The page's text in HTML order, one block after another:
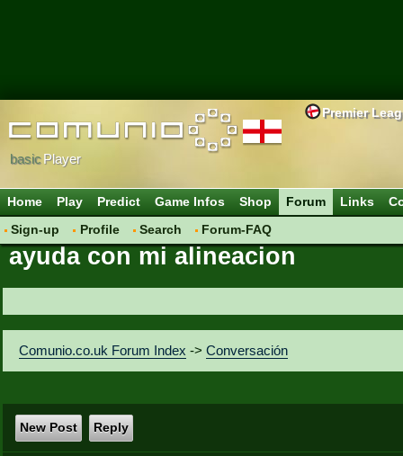
Premier
basicPlayer
Home Play Predict Game Infos Shop
Forum
Sign-up
Profile Search Forum-FAQ
Links
ayuda con mi alineacion
Comunio.co.uk Forum Index ->Conversación
New Post Reply